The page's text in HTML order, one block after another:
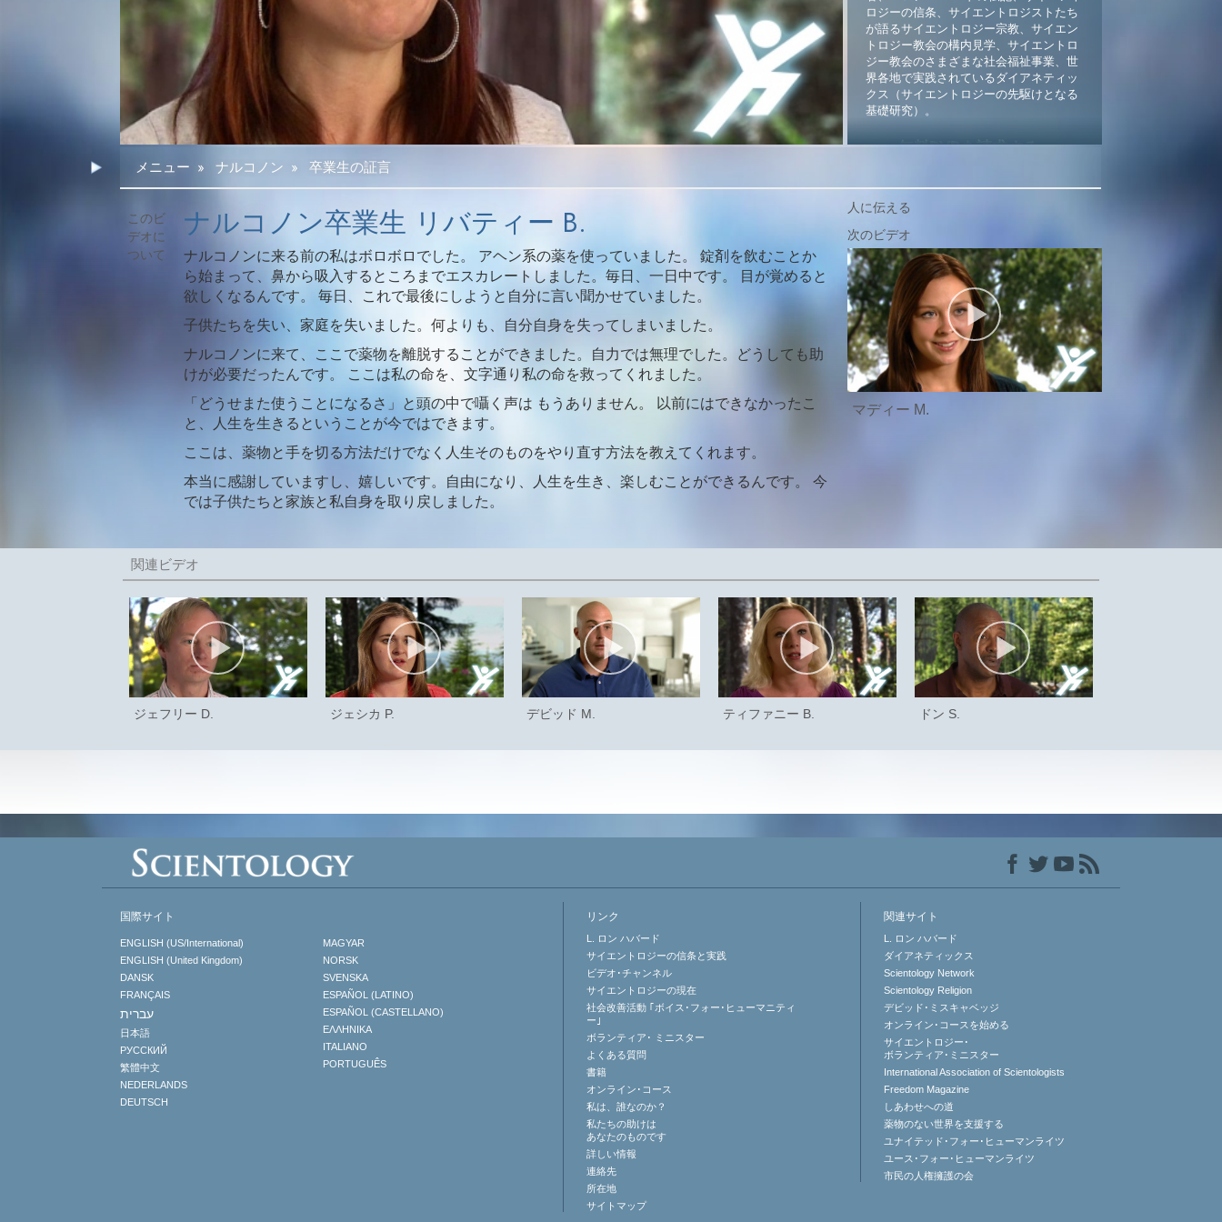
メニュー » ナルコノン » 卒業生の証言
ロジーの信条、サイエントロジストたち
が語るサイエントロジー宗教、サイエン
トロジー教会の構内見学、サイエントロ
ジー教会のさまざまな社会福祉事業、世
界各地で実践されているダイアネティッ
クス（サイエントロジーの先駆けとなる
基礎研究）。
無料DVDを請求する »
ナルコノン卒業生 リバティー B.
ナルコノンに来る前の私はボロボロでした。 アヘン系の薬を使っていました。 錠剤を飲むことか
ら始まって、鼻から吸入するところまでエスカレートしました。毎日、一日中です。 目が覚めると
欲しくなるんです。 毎日、これで最後にしようと自分に言い聞かせていました。
子供たちを失い、家庭を失いました。何よりも、自分自身を失ってしまいました。
ナルコノンに来て、ここで薬物を離脱することができました。自力では無理でした。どうしても助
けが必要だったんです。 ここは私の命を、文字通り私の命を救ってくれました。
「どうせまた使うことになるさ」と頭の中で囁く声は もうありません。 以前にはできなかったこ
と、人生を生きるということが今ではできます。
ここは、薬物と手を切る方法だけでなく人生そのものをやり直す方法を教えてくれます。
本当に感謝していますし、嬉しいです。自由になり、人生を生き、楽しむことができるんです。 今
では子供たちと家族と私自身を取り戻しました。
人に伝える
マディー M.
ジェフリー D. ジェシカ P. デビッド M. ティファニー B. ドン S.
国際サイト
ENGLISH (US/International)
ENGLISH (United Kingdom)
DANSK
FRANÇAIS
עברית
日本語
РУССКИЙ
繁體中文
NEDERLANDS
DEUTSCH
MAGYAR
NORSK
SVENSKA
ESPAÑOL (LATINO)
ESPAÑOL (CASTELLANO)
ΕΛΛΗΝΙΚA
ITALIANO
PORTUGUÊS
リンク
L. ロン ハバード
サイエントロジーの信条と実践
ビデオ･チャンネル
サイエントロジーの現在
社会改善活動 ｢ボイス･フォー･ヒューマニティ
ー｣
ボランティア･
ミニスター
よくある質問
書籍
オンライン･コース
私は、誰なのか？
私たちの助けは
あなたのものです
詳しい情報
連絡先
所在地
サイトマップ
関連サイト
L. ロン ハバード
ダイアネティックス
Scientology Network
Scientology Religion
デビッド･ミスキャベッジ
オンライン･コースを始める
サイエントロジー･
ボランティア･ミニスター
International Association of Scientologists
Freedom Magazine
しあわせへの道
薬物のない世界を支援する
ユナイテッド･フォー･ヒューマンライツ
ユース･フォー･ヒューマンライツ
市民の人権擁護の会